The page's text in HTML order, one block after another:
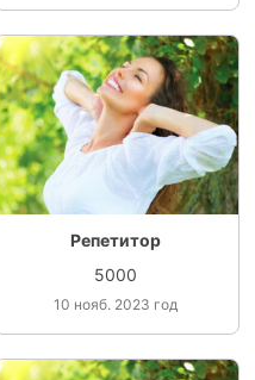
Репетитор
5000
10 нояб. 2023 год